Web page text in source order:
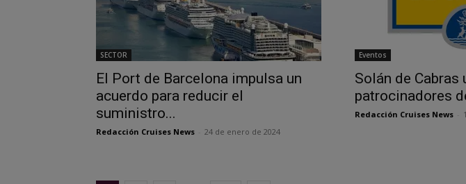
SECTOR
El Port de Barcelona impulsa un
acuerdo para reducir el
suministro...
Redacción Cruises News 24 de enero de 2024
Eventos
Solán de Cabras
patrocinadores
Redacción Cruises News